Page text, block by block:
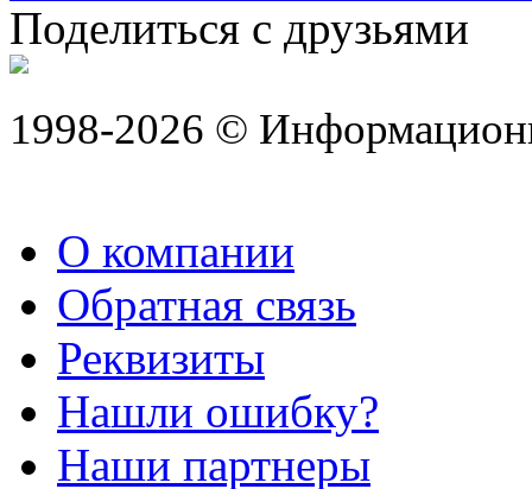
Поделиться с друзьями
1998-2026 ©
О компании
Обратная связь
Реквизиты
Нашли ошибку?
Наши партнеры